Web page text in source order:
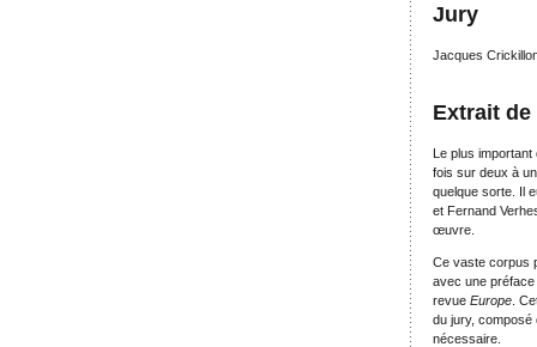
Jury
Jacques
Extrait
Le plus
fois sur deux à
quelque sorte. Il
et Fernand
œuvre.
Ce vaste corpus
avec une
revue Europe .
du jury, composé
nécessaire.